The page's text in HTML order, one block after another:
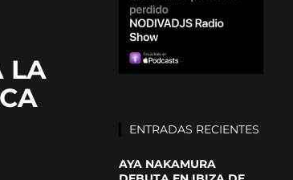
LA
ENTRADAS RECIENTES
AYA NAKAMURA